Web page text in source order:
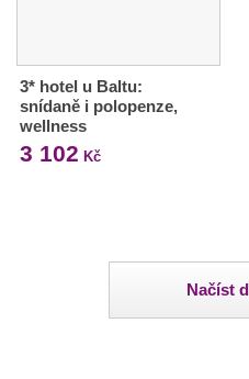
3* hotel u Baltu:
snídaně i polopenze,
wellness
3 102 Kč
Načíst